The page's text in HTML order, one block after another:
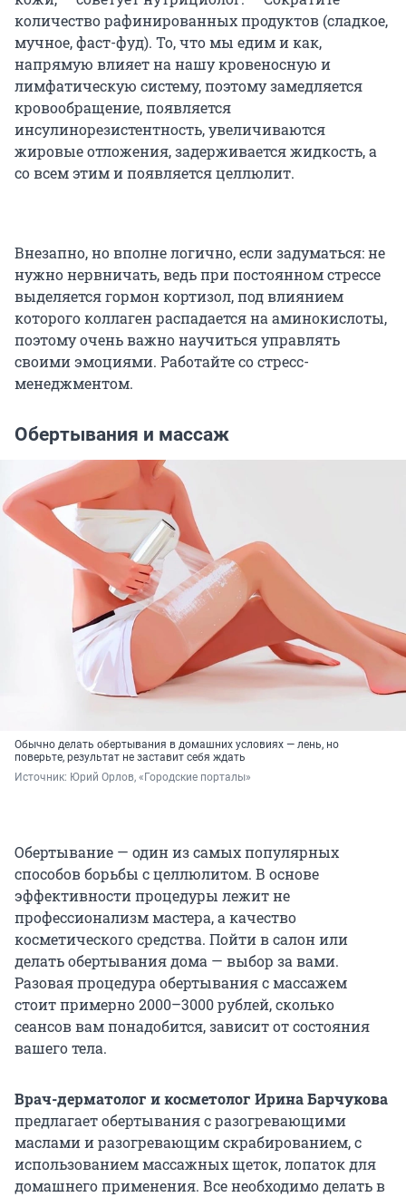
количество рафинированных продуктов (сладкое,
мучное, фаст-фуд). То, что мы едим и как,
напрямую влияет на нашу кровеносную и
лимфатическую систему, поэтому замедляется
кровообращение, появляется
инсулинорезистентность, увеличиваются
жировые отложения, задерживается жидкость, а
со всем этим и появляется целлюлит.
Внезапно, но вполне логично, если задуматься: не
нужно нервничать, ведь при постоянном стрессе
выделяется гормон кортизол, под влиянием
которого коллаген распадается на аминокислоты,
поэтому очень важно научиться управлять
своими эмоциями. Работайте со стресс-
менеджментом.
Обертывания и массаж
Обычно делать обертывания в домашних условиях — лень, но
поверьте, результат не заставит себя ждать
Источник: Юрий Орлов, «Городские порталы»
Обертывание — один из самых популярных
способов борьбы с целлюлитом. В основе
эффективности процедуры лежит не
профессионализм мастера, а качество
косметического средства. Пойти в салон или
делать обертывания дома — выбор за вами.
Разовая процедура обертывания с массажем
стоит примерно 2000–3000 рублей, сколько
сеансов вам понадобится, зависит от состояния
вашего тела.
Врач-дерматолог и косметолог Ирина Барчукова
предлагает обертывания с разогревающими
маслами и разогревающим скрабированием, с
использованием массажных щеток, лопаток для
домашнего применения. Все необходимо делать в